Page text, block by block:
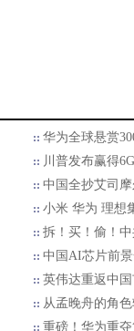
华为全球悬赏
川普发布赢得
中国全抄艾司
小米 华为 理想
拆！买！偷！
中国AI芯片前
英伟达重返中
从孟晚舟的角
重磅！华为重